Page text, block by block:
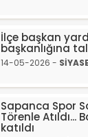
İlçe başkan
başkanlığına
14-05-2026 -
Sapanca Spor
Törenle Atıldı...
katıldı